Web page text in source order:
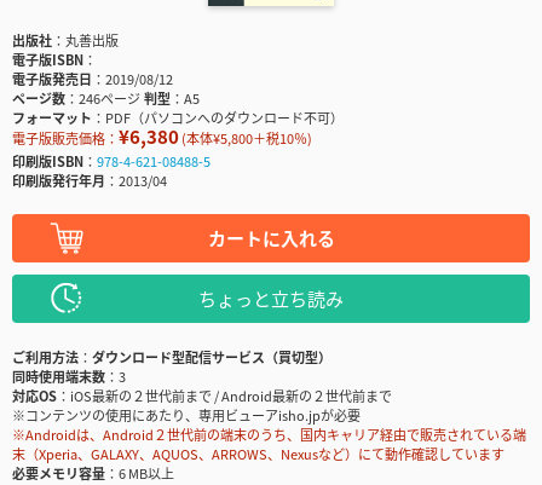
出版社
丸善出版
電子版ISBN
電子版発売日
2019/08/12
ページ数
246ページ判型
A5
フォーマット
PDF（パソコンへのダウンロード不可）
電子版販売価格： ¥6,380(本体¥5,800＋税10％)
印刷版ISBN
978-4-621-08488-5
印刷版発行年月
2013/04
カートに入れる
ちょっと立ち読み
ご利用方法
ダウンロード型配信サービス（買切型）
同時使用端末数
3
対応OS
iOS最新の２世代前まで / Android最新の２世代前まで
※コンテンツの使用にあたり、専用ビューアisho.jpが必要
※Androidは、Android２世代前の端末のうち、国内キャリア経由で販売されている端
末（Xperia、GALAXY、AQUOS、ARROWS、Nexusなど）にて動作確認しています
必要メモリ容量
6 MB以上